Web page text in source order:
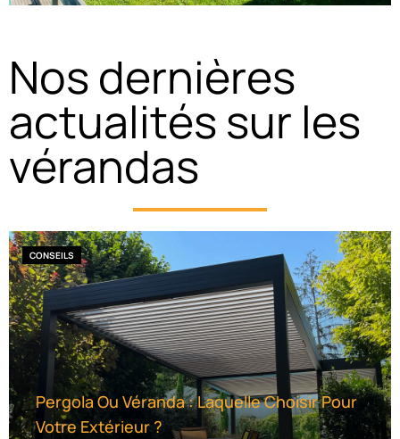
Nos dernières
actualités sur les
vérandas
Pergola Ou Véranda : Laquelle Choisir Pour
Votre Extérieur ?
CONSEILS